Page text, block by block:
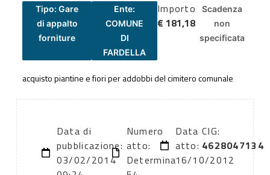
Tipo: Gare
di appalto
forniture
Ente:
COMUNE
DI
FARDELLA
Importo
€ 181,18
Scadenza
non
specificata
acquisto piantine e fiori per addobbi del cimitero comunale
Data di
pubblicazione:
03/02/2014
Numero
atto:
Determina
Data
atto:
16/10/2012
CIG:
4628047134